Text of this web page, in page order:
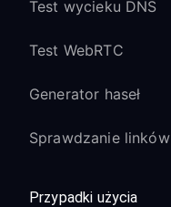
Test wycieku DNS
Test WebRTC
Generator haseł
Sprawdzanie linków
Przypadki użycia